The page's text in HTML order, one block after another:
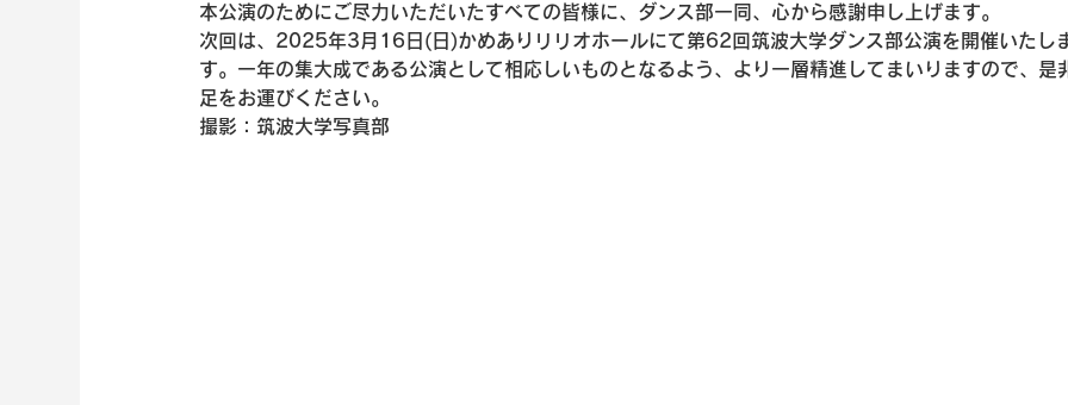
本公演のためにご尽力いただいたすべての皆様に、ダンス部一同、心から感謝申し上げます。
次回は、2025年3月16日(日)かめありリリオホールにて第62回筑波大学ダンス部公演を開催いたし
す。一年の集大成である公演として相応しいものとなるよう、より一層精進してまいりますので、是
足をお運びください。